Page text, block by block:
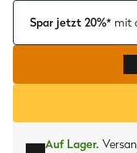
Spar jetzt 20%* mit
Auf Lager.